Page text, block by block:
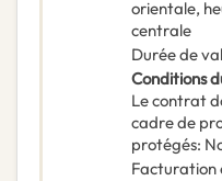
orientale,
centrale
Durée de
Conditions
Le contrat
cadre de
protégés:
Facturation